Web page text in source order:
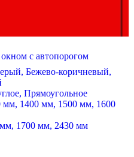
с автопорогом
Бежево-коричневый,
Прямоугольное
мм, 1400 мм, 1500 мм, 1600
1700 мм, 2430 мм